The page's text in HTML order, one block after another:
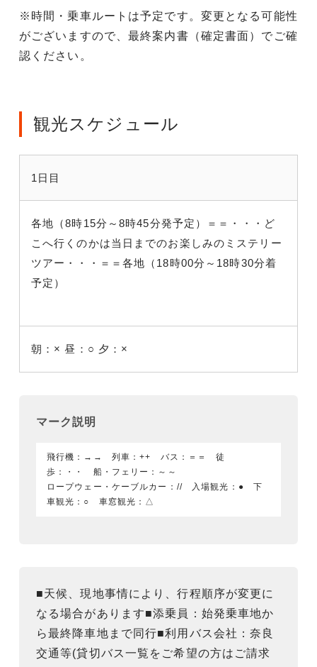
※時間・乗車ルートは予定です。変更となる可能性
がございますので、最終案内書（確定書面）でご確
認ください。
観光スケジュール
1日目
各地（8時15分～8時45分発予定）＝＝ ・・・ど
こへ行くのかは当日までのお楽しみのミステリー
ツアー・・・ ＝＝各地（18時00分～18時30分着
予定）
朝：× 昼：○ 夕：×
マーク説明
飛行機：→→ 列車：++ バス：＝＝ 徒
歩：・・ 船・フェリー：～～
ロープウェー・ケーブルカー：// 入場観光：● 下
車観光：○ 車窓観光：△
■天候、現地事情により、行程順序が変更に
なる場合があります■添乗員：始発乗車地か
ら最終降車地まで同行■利用バス会社：奈良
交通等(貸切バス一覧をご希望の方はご請求